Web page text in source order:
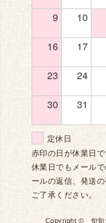
9 10
16 17
23 24
30 31
定休日
赤印の日が休業日で
休業日でもメール
ールの返信、発送
ご了承ください。
Copyright © 旬旬